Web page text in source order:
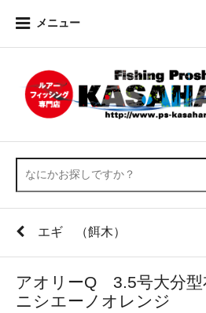
メニュー
エギ （餌木）
アオリーQ 3.5号大分
ニシエーノオレンジ